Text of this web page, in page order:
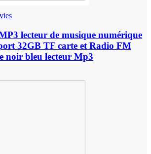
lecteur de musique numérique
32GB TF carte et Radio FM
noir bleu lecteur Mp3